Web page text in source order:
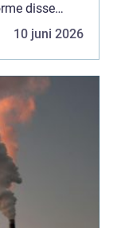
disse
10 juni 2026